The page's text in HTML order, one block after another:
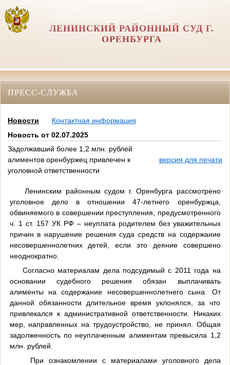
ЛЕНИНСКИЙ РАЙОННЫЙ СУД Г.
ОРЕНБУРГА
ПРЕСС-СЛУЖБА
Новости
Контактная информация
Новость от 02.07.2025
Задолжавший более 1,2 млн. рублей
алиментов оренбуржец привлечен к
уголовной ответственности
версия для печати
Ленинским районным судом г. Оренбурга рассмотрено
уголовное дело в отношении 47-летнего оренбуржца,
обвиняемого в совершении преступления, предусмотренного
ч. 1 ст. 157 УК РФ – неуплата родителем без уважительных
причин в нарушение решения суда средств на содержание
несовершеннолетних детей, если это деяние совершено
неоднократно.
Согласно материалам дела подсудимый с 2011 года на
основании судебного решения обязан выплачивать
алименты на содержание несовершеннолетнего сына. От
данной обязанности длительное время уклонялся, за что
привлекался к административной ответственности. Никаких
мер, направленных на трудоустройство, не принял. Общая
задолженность по неуплаченным алиментам превысила 1,2
млн. рублей.
При ознакомлении с материалами уголовного дела